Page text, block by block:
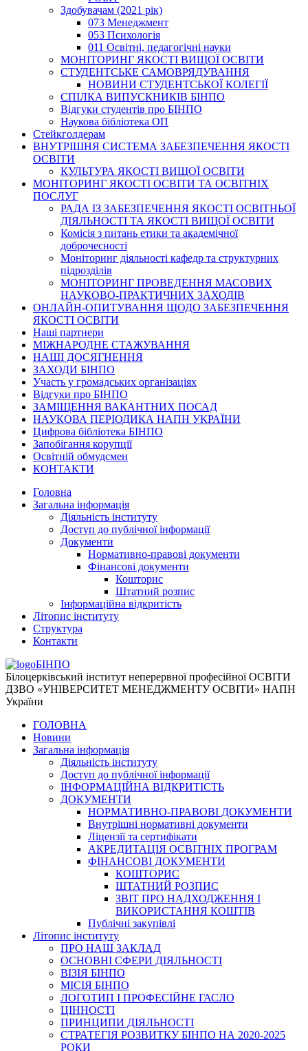
Здобувачам (2021 рік)
073 Менеджмент
053 Психологія
011 Освітні, педагогічні науки
МОНІТОРИНГ ЯКОСТІ ВИЩОЇ ОСВІТИ
СТУДЕНТСЬКЕ САМОВРЯДУВАННЯ
НОВИНИ СТУДЕНТСЬКОЇ КОЛЕГІЇ
СПІЛКА ВИПУСКНИКІВ БІНПО
Відгуки студентів про БІНПО
Наукова бібліотека ОП
Стейкголдерам
ВНУТРІШНЯ СИСТЕМА ЗАБЕЗПЕЧЕННЯ ЯКОСТІ
ОСВІТИ
КУЛЬТУРА ЯКОСТІ ВИЩОЇ ОСВІТИ
МОНІТОРИНГ ЯКОСТІ ОСВІТИ ТА ОСВІТНІХ
ПОСЛУГ
РАДА ІЗ ЗАБЕЗПЕЧЕННЯ ЯКОСТІ ОСВІТНЬОЇ
ДІЯЛЬНОСТІ ТА ЯКОСТІ ВИЩОЇ ОСВІТИ
Комісія з питань етики та академічної
доброчесності
Моніторинг діяльності кафедр та структурних
підрозділів
МОНІТОРИНГ ПРОВЕДЕННЯ МАСОВИХ
НАУКОВО-ПРАКТИЧНИХ ЗАХОДІВ
ОНЛАЙН-ОПИТУВАННЯ ЩОДО ЗАБЕЗПЕЧЕННЯ
ЯКОСТІ ОСВІТИ
Наші партнери
МІЖНАРОДНЕ СТАЖУВАННЯ
НАШІ ДОСЯГНЕННЯ
ЗАХОДИ БІНПО
Участь у громадських організаціях
Відгуки про БІНПО
ЗАМІЩЕННЯ ВАКАНТНИХ ПОСАД
НАУКОВА ПЕРІОДИКА НАПН УКРАЇНИ
Цифрова бібліотека БІНПО
Запобігання корупції
Освітній обмудсмен
КОНТАКТИ
Головна
Загальна інформація
Діяльність інституту
Доступ до публічної інформації
Документи
Нормативно-правові документи
Фінансові документи
Кошторис
Штатний розпис
Інформаційна відкритість
Літопис інституту
Структура
Контакти
БІНПО
Білоцерківський інститут неперервної професійної ОСВІТИ
ДЗВО «УНІВЕРСИТЕТ МЕНЕДЖМЕНТУ ОСВІТИ» НАПН
України
ГОЛОВНА
Новини
Загальна інформація
Діяльність інституту
Доступ до публічної інформації
ІНФОРМАЦІЙНА ВІДКРИТІСТЬ
ДОКУМЕНТИ
НОРМАТИВНО-ПРАВОВІ ДОКУМЕНТИ
Внутрішні нормативні документи
Ліцензії та сертифікати
АКРЕДИТАЦІЯ ОСВІТНІХ ПРОГРАМ
ФІНАНСОВІ ДОКУМЕНТИ
КОШТОРИС
ШТАТНИЙ РОЗПИС
ЗВІТ ПРО НАДХОДЖЕННЯ І
ВИКОРИСТАННЯ КОШТІВ
Публічні закупівлі
Літопис інституту
ПРО НАШ ЗАКЛАД
ОСНОВНІ СФЕРИ ДІЯЛЬНОСТІ
ВІЗІЯ БІНПО
МІСІЯ БІНПО
ЛОГОТИП І ПРОФЕСІЙНЕ ГАСЛО
ЦІННОСТІ
ПРИНЦИПИ ДІЯЛЬНОСТІ
СТРАТЕГІЯ РОЗВИТКУ БІНПО НА 2020-2025
РОКИ